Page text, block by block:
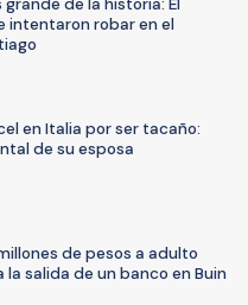
de la historia: El
intentaron robar en el
en Italia por ser tacaño:
de su esposa
de pesos a adulto
la salida de un banco en Buin